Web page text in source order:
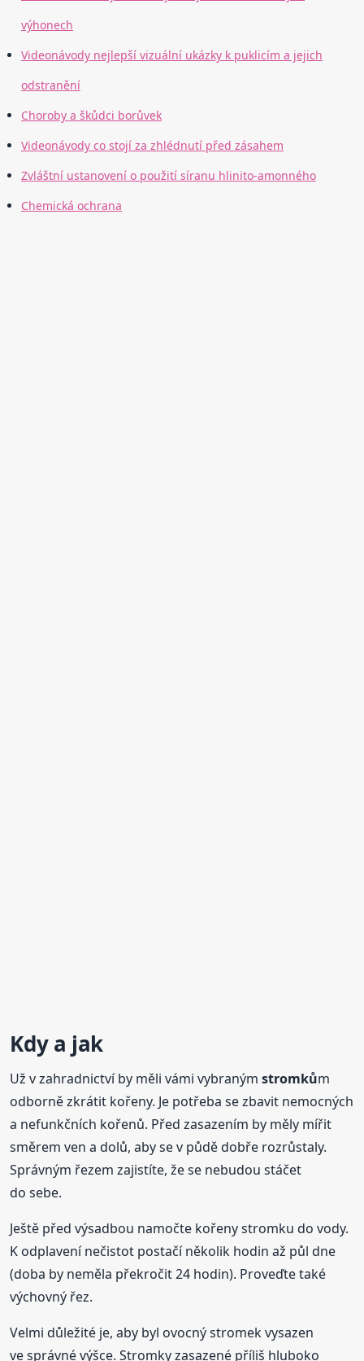
výhonech
Videonávody nejlepší vizuální ukázky k puklicím a jejich
odstranění
Choroby a škůdci borůvek
Videonávody co stojí za zhlédnutí před zásahem
Zvláštní ustanovení o použití síranu hlinito-amonného
Chemická ochrana
Kdy a jak
Už v zahradnictví by měli vámi vybranýmstromkům
odborně zkrátit kořeny. Je potřeba se zbavit nemocných
a nefunkčních kořenů. Před zasazením by měly mířit
směrem ven a dolů, aby se v půdě dobře rozrůstaly.
Správným řezem zajistíte, že se nebudou stáčet
do sebe.
Ještě před výsadbou namočte kořeny stromku do vody.
K odplavení nečistot postačí několik hodin až půl dne
(doba by neměla překročit 24 hodin). Proveďte také
výchovný řez.
Velmi důležité je, aby byl ovocný stromek vysazen
ve správné výšce. Stromky zasazené příliš hluboko